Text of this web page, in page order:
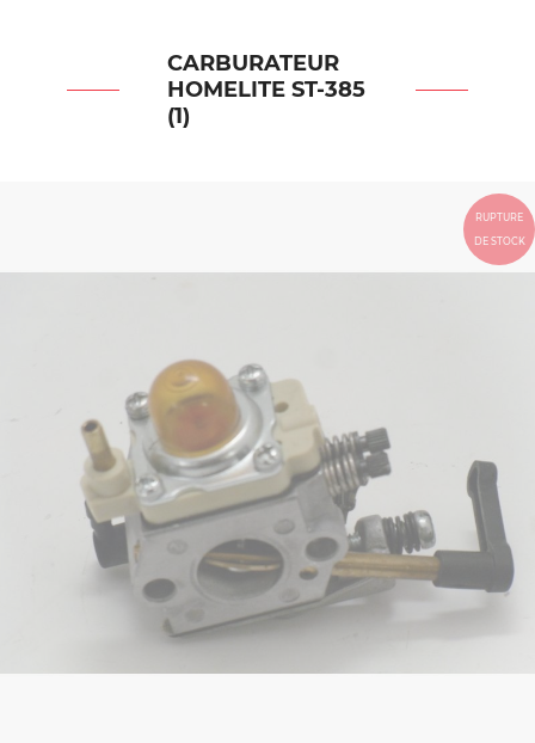
CARBURATEUR
HOMELITE ST-385
(1)
RUPTURE
DE STOCK